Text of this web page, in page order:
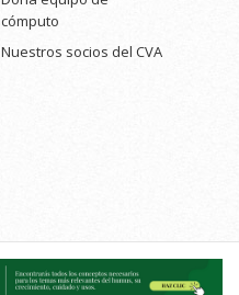
cómputo
Nuestros socios del CVA